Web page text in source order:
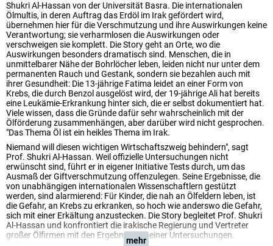
Shukri Al-Hassan von der Universität Basra. Die internationalen
Ölmultis, in deren Auftrag das Erdöl im Irak gefördert wird,
übernehmen hier für die Verschmutzung und ihre Auswirkungen keine
Verantwortung; sie verharmlosen die Auswirkungen oder
verschweigen sie komplett. Die Story geht an Orte, wo die
Auswirkungen besonders dramatisch sind. Menschen, die in
unmittelbarer Nähe der Bohrlöcher leben, leiden nicht nur unter dem
permanenten Rauch und Gestank, sondern sie bezahlen auch mit
ihrer Gesundheit: Die 13-jährige Fatima leidet an einer Form von
Krebs, die durch Benzol ausgelöst wird, der 19-jährige Ali hat bereits
eine Leukämie-Erkrankung hinter sich, die er selbst dokumentiert hat.
Viele wissen, dass die Gründe dafür sehr wahrscheinlich mit der
Ölförderung zusammenhängen, aber darüber wird nicht gesprochen.
"Das Thema Öl ist ein heikles Thema im Irak.
Niemand will diesen wichtigen Wirtschaftszweig behindern", sagt
Prof. Shukri Al-Hassan. Weil offizielle Untersuchungen nicht
erwünscht sind, führt er in eigener Initiative Tests durch, um das
Ausmaß der Giftverschmutzung offenzulegen. Seine Ergebnisse, die
von unabhängigen internationalen Wissenschaftlern gestützt
werden, sind alarmierend: Für Kinder, die nah an Ölfeldern leben, ist
die Gefahr, an Krebs zu erkranken, so hoch wie anderswo die Gefahr,
sich mit einer Erkältung anzustecken. Die Story begleitet Prof. Shukri
Al-Hassan und konfrontiert die irakische Regierung und Vertreter
großer Ölfirmen mit den Ergebnissen seiner Untersuchungen.
mehr